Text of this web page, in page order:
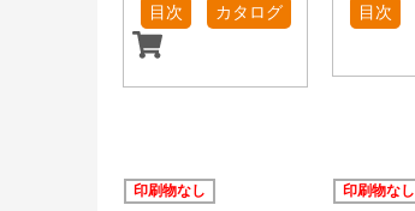
目次 カタログ 目次
印刷物なし 印刷物なし